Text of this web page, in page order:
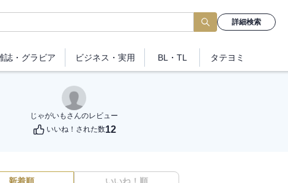
詳細検索
誌・ グラビア ビジネス ・実用 BL・TL タテヨミ
じゃがいも さんのレビュー
いいね！された数12